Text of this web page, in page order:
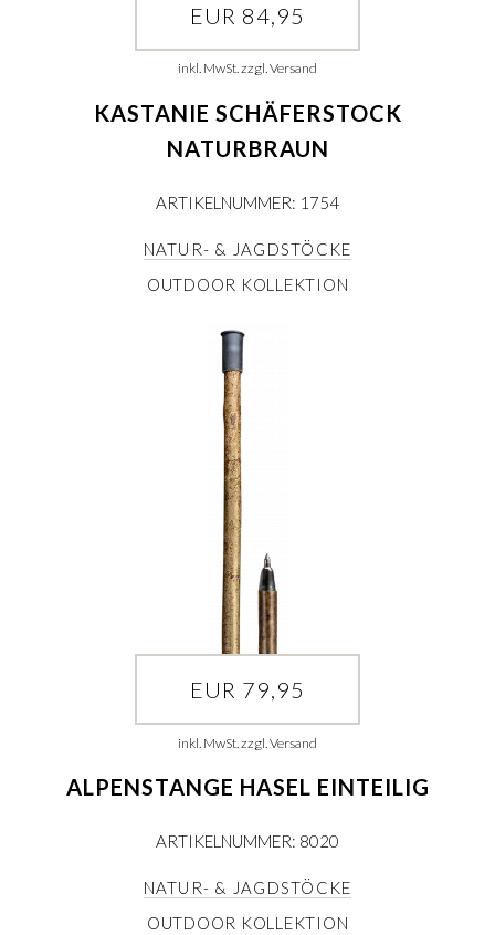
EUR 84,95
inkl. MwSt. zzgl. Versand
KASTANIE SCHÄFERSTOCK
NATURBRAUN
ARTIKELNUMMER: 1754
NATUR- & JAGDSTÖCKE
OUTDOOR KOLLEKTION
EUR 79,95
inkl. MwSt. zzgl. Versand
ALPENSTANGE HASEL EINTEILIG
ARTIKELNUMMER: 8020
NATUR- & JAGDSTÖCKE
OUTDOOR KOLLEKTION